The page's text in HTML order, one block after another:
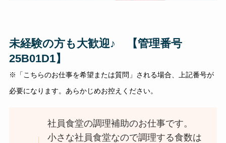
未経験の方も大歓迎♪ 【管理番号
25B01D1】
※「こちらのお仕事を希望または質問」される場合、上記番号が
必要になります。あらかじめお控えください。
社員食堂の調理補助のお仕事です。
小さな社員食堂なので調理する食数は